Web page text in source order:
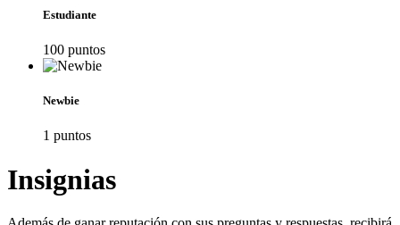
Estudiante
100 puntos
Newbie
1 puntos
Insignias